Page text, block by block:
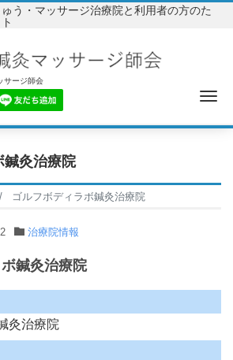
う・マッサージ治療院と利用者の方のた
サージ師会
鍼灸治療院
ゴルフボディラボ鍼灸治療院
治療院情報
鍼灸治療院
灸治療院